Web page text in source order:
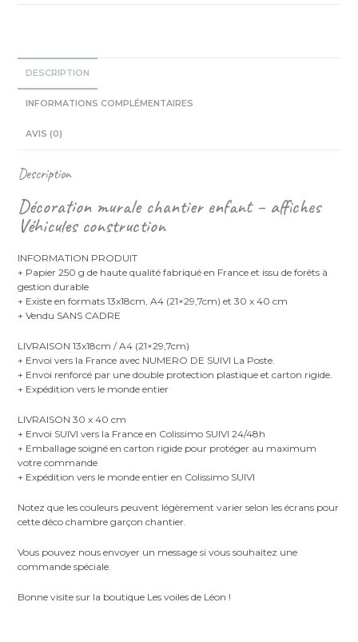
Affiches
DESCRIPTION
INFORMATIONS COMPLÉMENTAIRES
AVIS (0)
Description
Décoration murale chantier enfant – affiches
Véhicules construction
INFORMATION PRODUIT
+ Papier 250 g de haute qualité fabriqué en France et issu de forêts à
gestion durable
+ Existe en formats 13x18cm, A4 (21×29,7cm) et 30 x 40 cm
+ Vendu SANS CADRE
LIVRAISON 13x18cm / A4 (21×29,7cm)
+ Envoi vers la France avec NUMERO DE SUIVI La Poste.
+ Envoi renforcé par une double protection plastique et carton rigide.
+ Expédition vers le monde entier
LIVRAISON 30 x 40 cm
+ Envoi SUIVI vers la France en Colissimo SUIVI 24/48h
+ Emballage soigné en carton rigide pour protéger au maximum
votre commande
+ Expédition vers le monde entier en Colissimo SUIVI
Notez que les couleurs peuvent légèrement varier selon les écrans pour
cette déco chambre garçon chantier.
Vous pouvez nous envoyer un message si vous souhaitez une
commande spéciale.
Bonne visite sur la boutique Les voiles de Léon !